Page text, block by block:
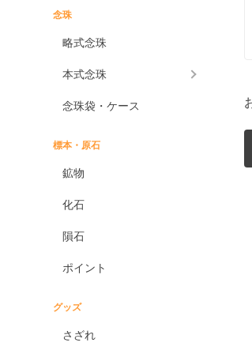
念珠
略式念珠
本式念珠
念珠袋・ケース
標本・原石
鉱物
化石
隕石
ポイント
グッズ
さざれ